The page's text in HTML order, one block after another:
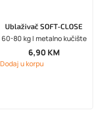
Ublaživač SOFT-CLOSE
60-80 kg | metalno kučište
6,90 KM
Dodaj u korpu